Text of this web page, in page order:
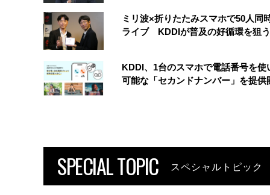
ミリ波×折りたたみスマホで50人同
ライブ KDDIが普及の好循環を狙う
KDDI、1台のスマホで電話番号を使
可能な「セカンドナンバー」を提供
SPECIAL TOPIC スペシャルトピック